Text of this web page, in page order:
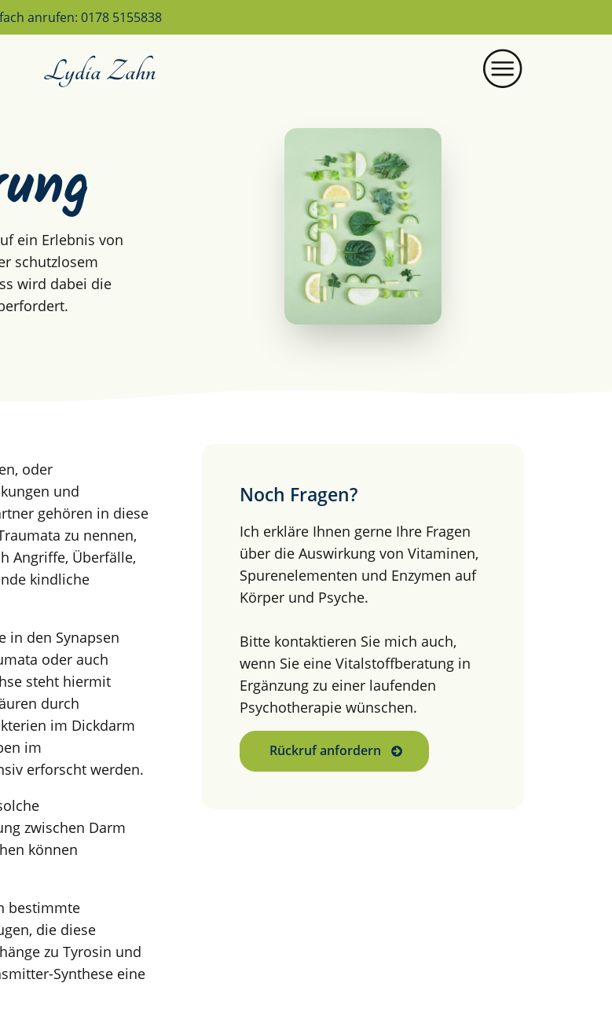
anrufen: 0178 5155838
Lydia Zahn
ein Erlebnis von
schutzlosem
wird dabei die
oder
und
gehören in diese
zu nennen,
Angriffe, Überfälle,
kindliche
in den Synapsen
oder auch
steht hiermit
durch
im Dickdarm
im
erforscht werden.
zwischen Darm
können
bestimmte
die diese
zu Tyrosin und
Synthese eine
Noch Fragen?
Ich erkläre Ihnen gerne Ihre Fragen
über die Auswirkung von Vitaminen,
Spurenelementen und Enzymen auf
Körper und Psyche.
Bitte kontaktieren Sie mich auch,
wenn Sie eine Vitalstoffberatung in
Ergänzung zu einer laufenden
Psychotherapie wünschen.
Rückruf anfordern